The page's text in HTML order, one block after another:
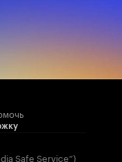
Safe Service”)